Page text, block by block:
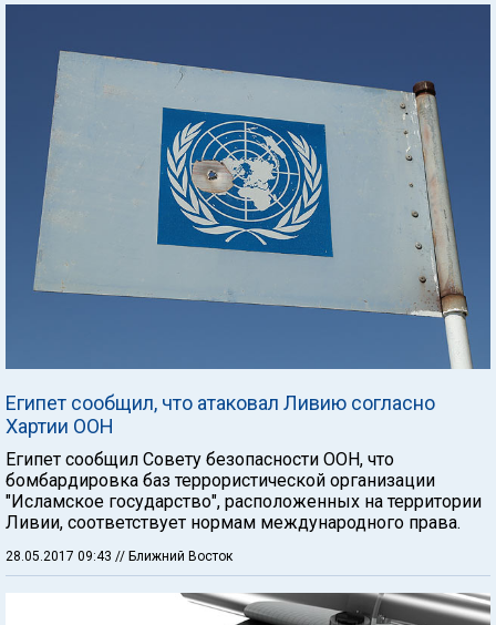
Египет сообщил, что атаковал Ливию согласно
Хартии ООН
Египет сообщил Совету безопасности ООН, что
бомбардировка баз террористической организации
"Исламское государство", расположенных на территории
Ливии, соответствует нормам международного права.
28.05.2017 09:43 // Ближний Восток